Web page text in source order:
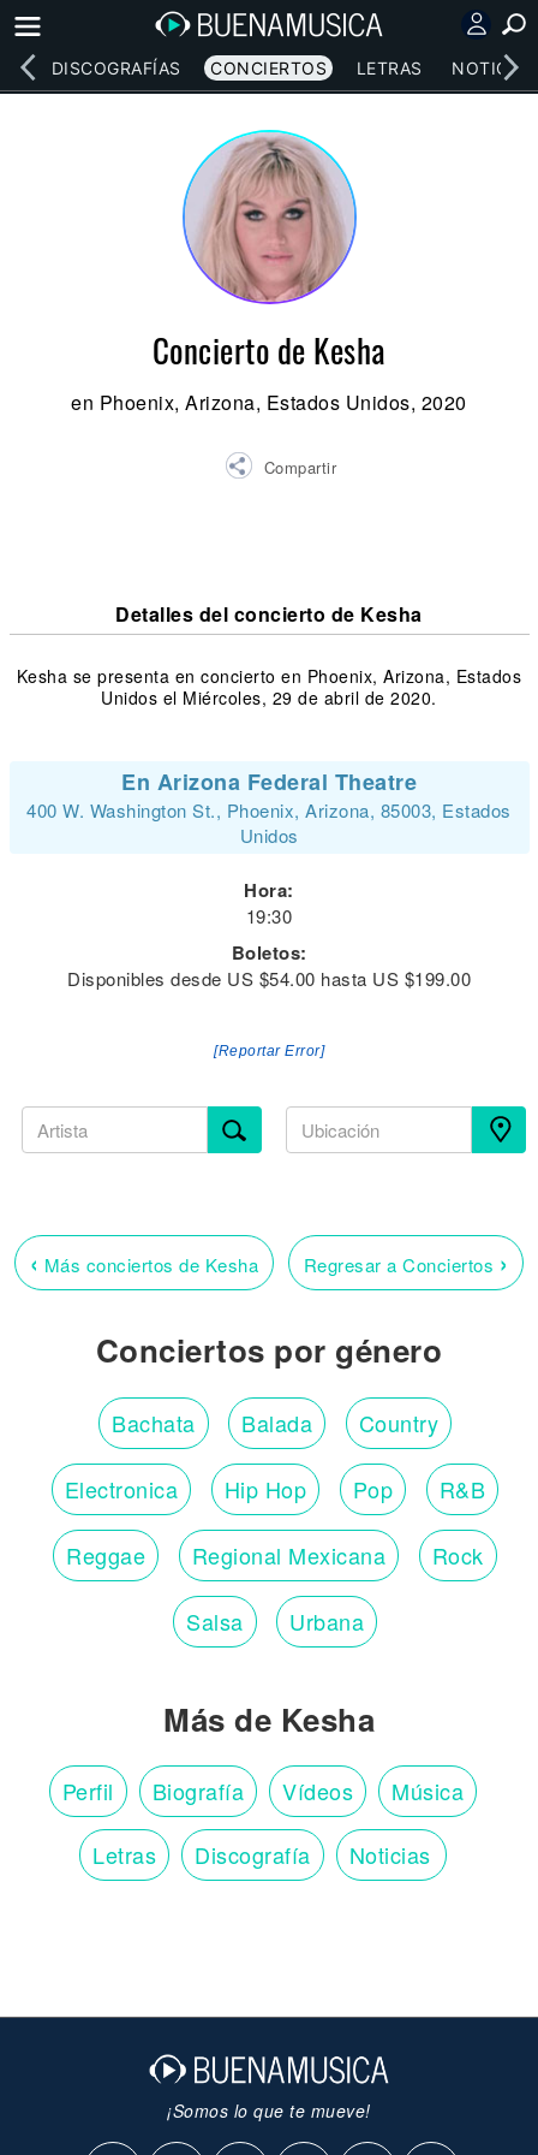
DISCOGRAFÍAS CONCIERTOS LETRAS NOTICIAS
Concierto de Kesha
en Phoenix, Arizona, Estados Unidos, 2020
Compartir
Detalles del concierto de Kesha
Kesha se presenta en concierto en Phoenix, Arizona, Estados
Unidos el Miércoles, 29 de abril de 2020.
En Arizona Federal Theatre
400 W. Washington St., Phoenix, Arizona, 85003, Estados
Unidos
Hora:
19:30
Boletos:
Disponibles desde US $54.00 hasta US $199.00
[Reportar Error]
‹ Más conciertos de Kesha Regresar a Conciertos ›
Conciertos por género
Bachata Balada Country
Electronica Hip Hop Pop R&B
Reggae Regional Mexicana Rock
Salsa Urbana
Más de Kesha
Perfil Biografía Vídeos Música
Letras Discografía Noticias
¡Somos lo que te mueve!